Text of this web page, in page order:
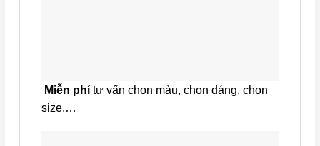
Miễn phí tư vấn chọn màu, chọn dáng, chọn
size,…